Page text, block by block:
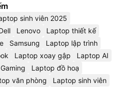
sinh viên 2025
Lenovo
Laptop thiết kế
Samsung
Laptop lập trình
Laptop xoay gập
Laptop AI
Laptop đồ hoạ
văn phòng Laptop sinh viên